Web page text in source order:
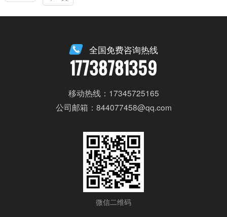
全国免费咨询热线
17738781359
移动热线：17345725165
公司邮箱：844077458@qq.com
微信二维码